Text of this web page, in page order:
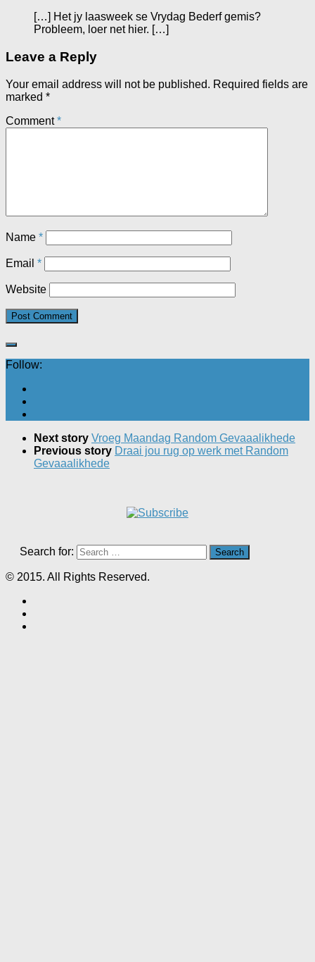
[…] Het jy laasweek se Vrydag Bederf gemis?
Probleem, loer net hier. […]
Leave a Reply
Your email address will not be published. Required fields are
marked *
Comment*
Name *
Email *
Website
Follow:
Next story Vroeg Maandag Random Gevaaalikhede
Previous story Draai jou rug op werk met Random
Gevaaalikhede
Search for:
© 2015. All Rights Reserved.